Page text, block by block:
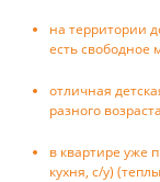
на территории
есть свободное
отличная
разного
в квартире уже
кухня, с/у)